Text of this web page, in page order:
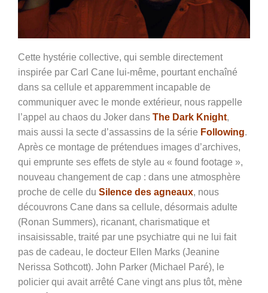
Cette hystérie collective, qui semble directement
inspirée par Carl Cane lui-même, pourtant enchaîné
dans sa cellule et apparemment incapable de
communiquer avec le monde extérieur, nous rappelle
l’appel au chaos du Joker dans The Dark Knight,
mais aussi la secte d’assassins de la série Following.
Après ce montage de prétendues images d’archives,
qui emprunte ses effets de style au « found footage »,
nouveau changement de cap : dans une atmosphère
proche de celle du Silence des agneaux, nous
découvrons Cane dans sa cellule, désormais adulte
(Ronan Summers), ricanant, charismatique et
insaisissable, traité par une psychiatre qui ne lui fait
pas de cadeau, le docteur Ellen Marks (Jeanine
Nerissa Sothcott). John Parker (Michael Paré), le
policier qui avait arrêté Cane vingt ans plus tôt, mène